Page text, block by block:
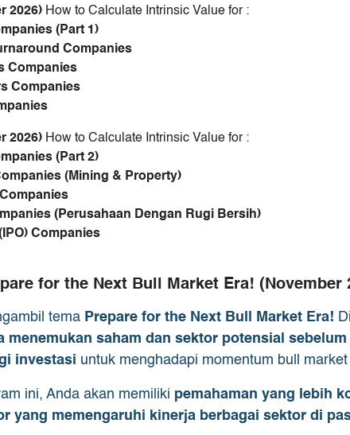
2026) How to Calculate Intrinsic Value for :
(Part 1)
Companies
Companies
Companies
2026) How to Calculate Intrinsic Value for :
(Part 2)
(Mining & Property)
(Perusahaan Dengan Rugi Bersih)
Companies
for the Next Bull Market Era! (November
tema Prepare for the Next Bull Market Era!
menemukan saham dan sektor potensial
investasi untuk menghadapi momentum bull
ini, Anda akan memiliki pemahaman yang lebih
yang memengaruhi kinerja berbagai sektor di